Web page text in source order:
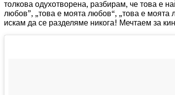
толкова одухотворена, разбирам, че това е
любов”, „това е моята любов“, „това е
искам да се разделяме никога! Мечтаем за